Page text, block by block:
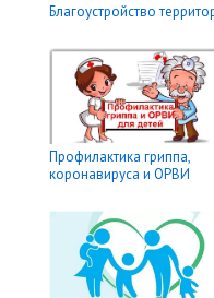
Благоустройство
Профилактика гриппа,
коронавируса и ОРВИ